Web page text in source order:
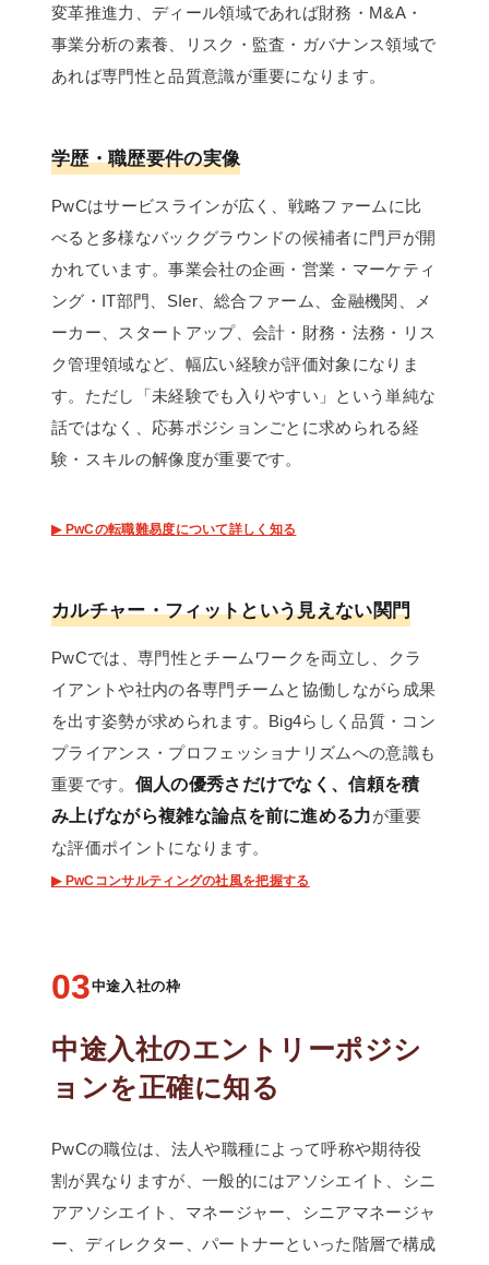
変革推進力、ディール領域であれば財務・M&A・
事業分析の素養、リスク・監査・ガバナンス領域で
あれば専門性と品質意識が重要になります。
学歴・職歴要件の実像
PwCはサービスラインが広く、戦略ファームに比
べると多様なバックグラウンドの候補者に門戸が開
かれています。事業会社の企画・営業・マーケティ
ング・IT部門、SIer、総合ファーム、金融機関、メ
ーカー、スタートアップ、会計・財務・法務・リス
ク管理領域など、幅広い経験が評価対象になりま
す。ただし「未経験でも入りやすい」という単純な
話ではなく、応募ポジションごとに求められる経
験・スキルの解像度が重要です。
▶ PwCの転職難易度について詳しく知る
カルチャー・フィットという見えない関門
PwCでは、専門性とチームワークを両立し、クラ
イアントや社内の各専門チームと協働しながら成果
を出す姿勢が求められます。Big4らしく品質・コン
プライアンス・プロフェッショナリズムへの意識も
重要です。 個人の優秀さだけでなく、信頼を積
み上げながら複雑な論点を前に進める力が重要
な評価ポイントになります。
▶ PwCコンサルティングの社風を把握する
03中途入社の枠
中途入社のエントリーポジシ
ョンを正確に知る
PwCの職位は、法人や職種によって呼称や期待役
割が異なりますが、一般的にはアソシエイト、シニ
アアソシエイト、マネージャー、シニアマネージャ
ー、ディレクター、パートナーといった階層で構成